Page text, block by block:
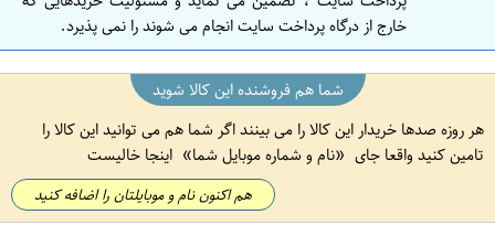
ا
ن
خارج از درگاه پرداخت سایت انجام می شوند را نمی پذیرد.
شما هم فروشنده این کالا شوید
هر روزه صدها خریدار این کالا را می بینند اگر شما هم می توانید این کالا را
تامین کنید واقعا جای
نام و شماره موبایل شما اینجا خالیست
هم اکنون نام و موبایلتان را اضافه کنید